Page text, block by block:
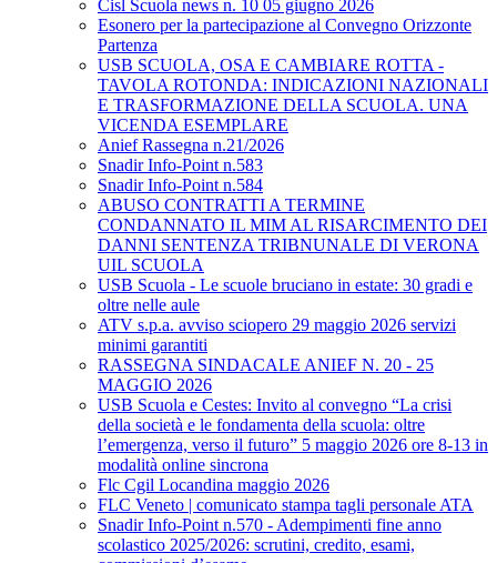
Cisl Scuola news n. 10 05 giugno 2026
Esonero per la partecipazione al Convegno Orizzonte
Partenza
USB SCUOLA, OSA E CAMBIARE ROTTA -
TAVOLA ROTONDA: INDICAZIONI NAZIONALI
E TRASFORMAZIONE DELLA SCUOLA. UNA
VICENDA ESEMPLARE
Anief Rassegna n.21/2026
Snadir Info-Point n.583
Snadir Info-Point n.584
ABUSO CONTRATTI A TERMINE
CONDANNATO IL MIM AL RISARCIMENTO DEI
DANNI SENTENZA TRIBNUNALE DI VERONA
UIL SCUOLA
USB Scuola - Le scuole bruciano in estate: 30 gradi e
oltre nelle aule
ATV s.p.a. avviso sciopero 29 maggio 2026 servizi
minimi garantiti
RASSEGNA SINDACALE ANIEF N. 20 - 25
MAGGIO 2026
USB Scuola e Cestes: Invito al convegno “La crisi
della società e le fondamenta della scuola: oltre
l’emergenza, verso il futuro” 5 maggio 2026 ore 8-13 in
modalità online sincrona
Flc Cgil Locandina maggio 2026
FLC Veneto | comunicato stampa tagli personale ATA
Snadir Info-Point n.570 - Adempimenti fine anno
scolastico 2025/2026: scrutini, credito, esami,